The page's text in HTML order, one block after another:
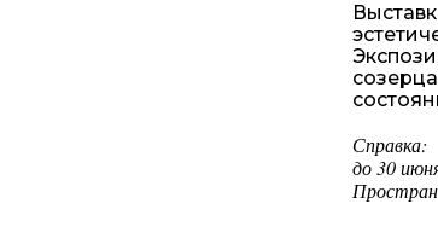
Справка:
до 30